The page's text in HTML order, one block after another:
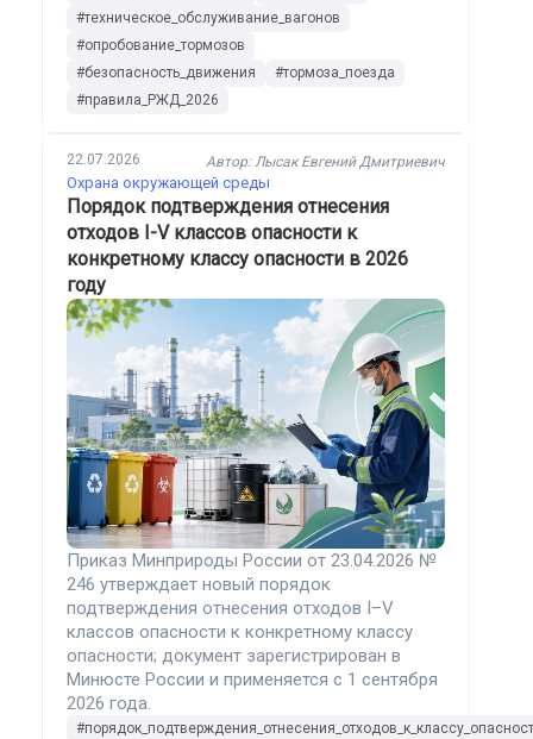
#техническое_обслуживание_вагонов
#опробование_тормозов
#безопасность_движения
#тормоза_поезда
#правила_РЖД_2026
22.07.2026 Автор: Лысак Евгений Дмитриевич
Охрана окружающей среды
Порядок подтверждения отнесения
отходов I-V классов опасности к
конкретному классу опасности в 2026
году
Приказ Минприроды России от 23.04.2026 №
246 утверждает новый порядок
подтверждения отнесения отходов I–V
классов опасности к конкретному классу
опасности; документ зарегистрирован в
Минюсте России и применяется с 1 сентября
2026 года.